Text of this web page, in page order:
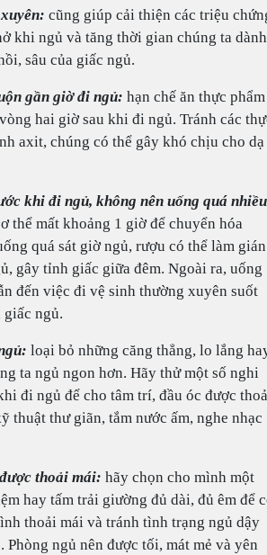
cũng giúp cải thiện các triệu
khi ngủ và tăng thời gian chúng ta dành
sâu của giấc ngủ.
gần giờ đi ngủ: hạn chế ăn thực phẩm
hai giờ sau khi đi ngủ. Tránh các
axit, chúng có thể gây khó chịu cho dạ
khi đi ngủ, không nên uống quá nhiều
thể mất khoảng 1 giờ để chuyển hóa
quá sát giờ ngủ, rượu có thể làm gián
gây tỉnh giấc giữa đêm. Ngoài ra, uống
đến việc đi vệ sinh thường xuyên suốt
giấc ngủ.
loại bỏ những căng thẳng, lo lắng
ta ngủ ngon hơn. Hãy thử một số nghi
đi ngủ để cho tâm trí, đầu óc được
thuật thư giãn, tắm nước ấm, nghe nhạc
thoải mái: hãy chọn cho mình một
hay tấm trải giường đủ dài, đủ êm để
thoải mái và tránh tình trạng ngủ dậy
Phòng ngủ nên được tối, mát mẻ và yên